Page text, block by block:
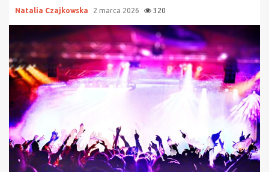
Natalia Czajkowska 2 marca 2026 320